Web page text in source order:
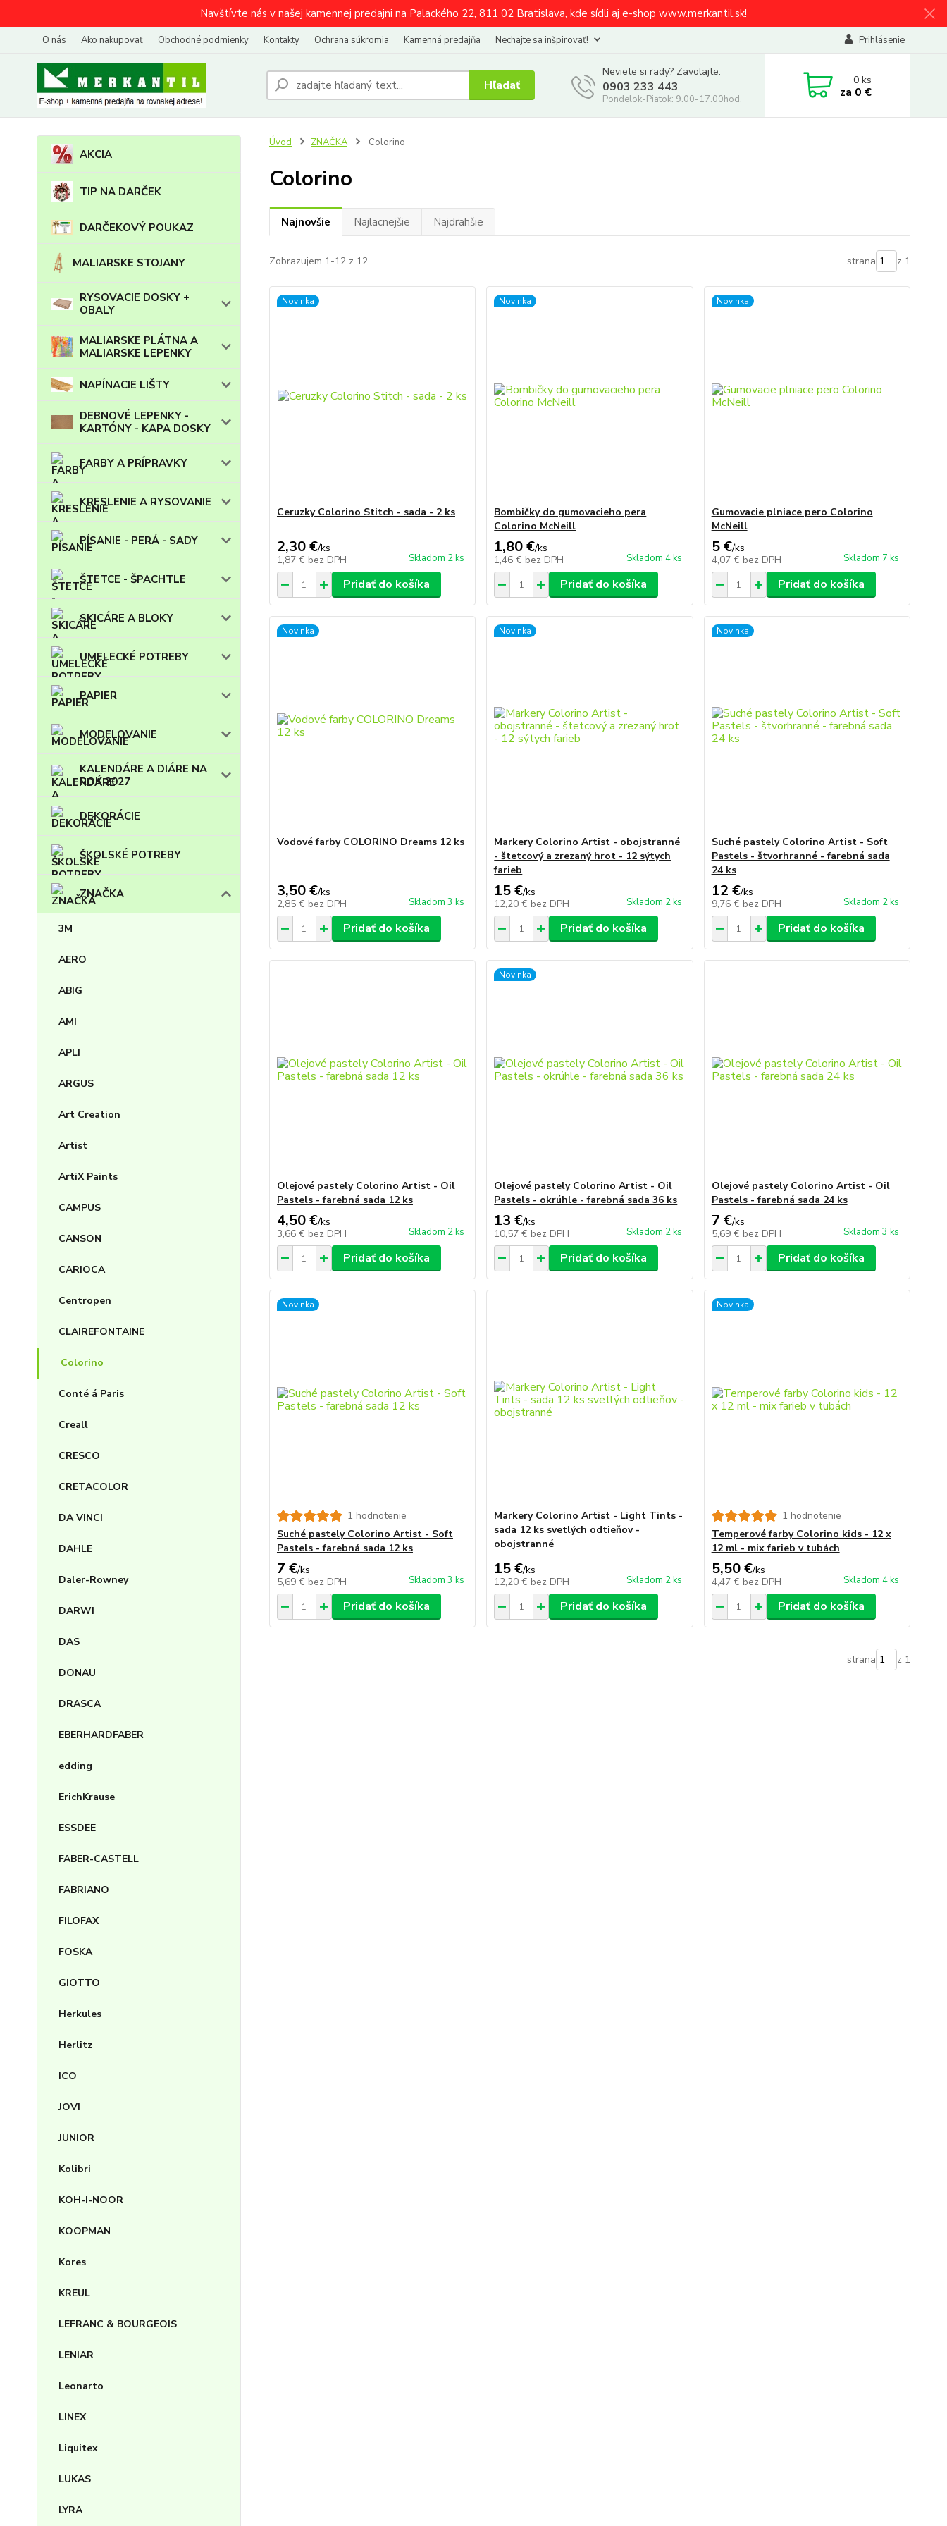
Navštívte nás v našej kamennej predajni na Palackého 22, 811 02 Bratislava, kde sídli aj e-shop www.merkantil.sk!
O nás Ako nakupovať Obchodné podmienky Kontakty Ochrana súkromia Kamenná predajňa Nechajte sa inšpirovať! Prihlásenie
Hľadať
Neviete si rady? Zavolajte.
0903 233 443
Pondelok-Piatok: 9.00-17.00hod.
0ks
za 0 €
AKCIA
TIP NA DARČEK
DARČEKOVÝ POUKAZ
MALIARSKE STOJANY
RYSOVACIE DOSKY +
OBALY
MALIARSKE PLÁTNA A
MALIARSKE LEPENKY
NAPÍNACIE LIŠTY
DEBNOVÉ LEPENKY -
KARTÓNY - KAPA DOSKY
FARBY A PRÍPRAVKY
KRESLENIE A RYSOVANIE
PÍSANIE - PERÁ - SADY
ŠTETCE - ŠPACHTLE
SKICÁRE A BLOKY
UMELECKÉ POTREBY
PAPIER
MODELOVANIE
KALENDÁRE A DIÁRE NA
ROK 2027
DEKORÁCIE
ŠKOLSKÉ POTREBY
ZNAČKA
3M
AERO
ABIG
AMI
APLI
ARGUS
Art Creation
Artist
ArtiX Paints
CAMPUS
CANSON
CARIOCA
Centropen
CLAIREFONTAINE
Colorino
Conté á Paris
Creall
CRESCO
CRETACOLOR
DA VINCI
DAHLE
Daler-Rowney
DARWI
DAS
DONAU
DRASCA
EBERHARDFABER
edding
ErichKrause
ESSDEE
FABER-CASTELL
FABRIANO
FILOFAX
FOSKA
GIOTTO
Herkules
Herlitz
ICO
JOVI
JUNIOR
Kolibri
KOH-I-NOOR
KOOPMAN
Kores
KREUL
LEFRANC & BOURGEOIS
LENIAR
Leonarto
LINEX
Liquitex
LUKAS
LYRA
Úvod ZNAČKA Colorino
Colorino
Najnovšie Najlacnejšie Najdrahšie
Zobrazujem 1-12 z 12 strana z 1
Novinka
Ceruzky Colorino Stitch - sada - 2 ks
2,30 €/ks
1,87 € bez DPH Skladom 2 ks
Pridať do košíka
Novinka
Bombičky do gumovacieho pera
Colorino McNeill
1,80 €/ks
1,46 € bez DPH Skladom 4 ks
Pridať do košíka
Novinka
Gumovacie plniace pero Colorino
McNeill
5 €/ks
4,07 € bez DPH Skladom 7 ks
Pridať do košíka
Novinka
Vodové farby COLORINO Dreams 12 ks
3,50 €/ks
2,85 € bez DPH Skladom 3 ks
Pridať do košíka
Novinka
Markery Colorino Artist - obojstranné
- štetcový a zrezaný hrot - 12 sýtych
farieb
15 €/ks
12,20 € bez DPH Skladom 2 ks
Pridať do košíka
Novinka
Suché pastely Colorino Artist - Soft
Pastels - štvorhranné - farebná sada
24 ks
12 €/ks
9,76 € bez DPH Skladom 2 ks
Pridať do košíka
Olejové pastely Colorino Artist - Oil
Pastels - farebná sada 12 ks
4,50 €/ks
3,66 € bez DPH Skladom 2 ks
Pridať do košíka
Novinka
Olejové pastely Colorino Artist - Oil
Pastels - okrúhle - farebná sada 36 ks
13 €/ks
10,57 € bez DPH Skladom 2 ks
Pridať do košíka
Olejové pastely Colorino Artist - Oil
Pastels - farebná sada 24 ks
7 €/ks
5,69 € bez DPH Skladom 3 ks
Pridať do košíka
Novinka
1 hodnotenie
Suché pastely Colorino Artist - Soft
Pastels - farebná sada 12 ks
7 €/ks
5,69 € bez DPH Skladom 3 ks
Pridať do košíka
Markery Colorino Artist - Light Tints -
sada 12 ks svetlých odtieňov -
obojstranné
15 €/ks
12,20 € bez DPH Skladom 2 ks
Pridať do košíka
Novinka
1 hodnotenie
Temperové farby Colorino kids - 12 x
12 ml - mix farieb v tubách
5,50 €/ks
4,47 € bez DPH Skladom 4 ks
Pridať do košíka
strana z 1